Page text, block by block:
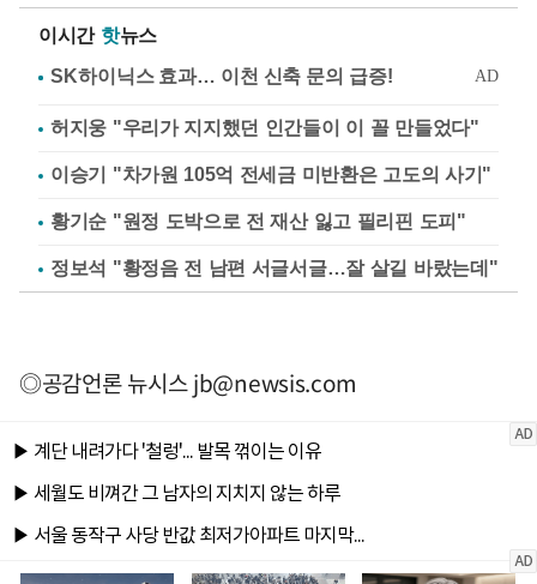
이시간 핫뉴스
허지웅 "우리가 지지했던 인간들이 이 꼴 만들었다"
이승기 "차가원 105억 전세금 미반환은 고도의 사기"
황기순 "원정 도박으로 전 재산 잃고 필리핀 도피"
정보석 "황정음 전 남편 서글서글…잘 살길 바랐는데"
◎공감언론 뉴시스jb@newsis.com